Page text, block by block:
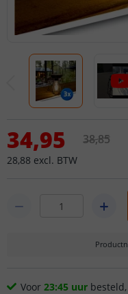
34,95
28,88 excl. BTW
38,85
Voor 23:45 uur besteld,